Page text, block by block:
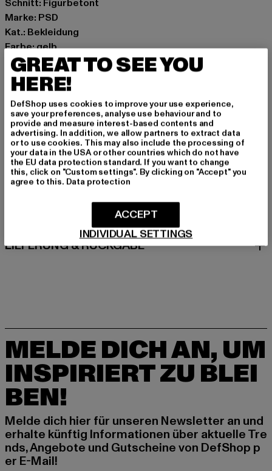
Schnitt: Figurbetont
Marke: PSD
Kat.: Bekleidung
Farbe: gelb
Hersteller Farbe: multi
Materialzusammensetzung: 88% Polyester, 12%
Elasthan
Art.Nr: 4254T1014-03782
Hersteller: Chusaja GmbH |support@psdunderwear.com
Gabriel von Seidl Straße 31D | 82031 Grünwald | DE
GRÖSSE & PASSFORM
LIEFERUNG & RÜCKGABE
MELDE DICH AN, UM
INSPIRIERT ZU BLEI
BEN!
Melde dich hier für unseren Newsletter an und
erhalte künftig Informationen über aktuelle Tre
nds, Angebote und Gutscheine von DefShop p
er E-Mail!
GREAT TO SEE YOU
HERE!
DefShop uses cookies to improve your use experience,
save your preferences, analyse use behaviour and to
provide and measure interest-based contents and
advertising. In addition, we allow partners to extract data
or to use cookies. This may also include the processing of
your data in the USA or other countries which do not have
the EU data protection standard. If you want to change
this, click on "Custom settings". By clicking on "Accept" you
agree to this. Data protection
INDIVIDUAL SETTINGS
ACCEPT